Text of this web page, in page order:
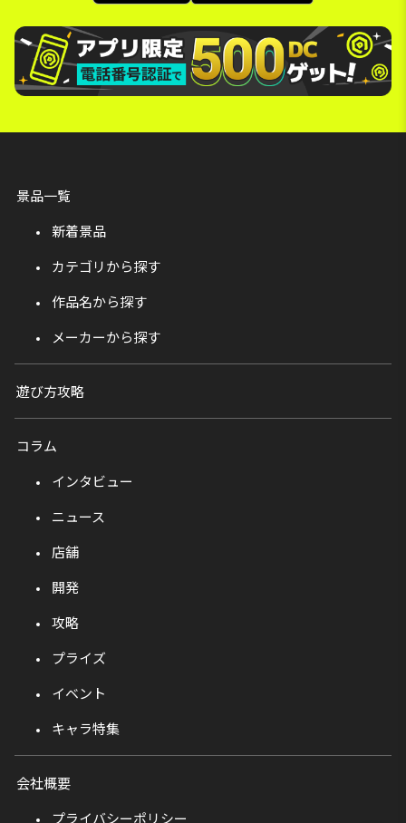
景品一覧
新着景品
カテゴリから探す
作品名から探す
メーカーから探す
遊び方攻略
コラム
インタビュー
ニュース
店舗
開発
攻略
プライズ
イベント
キャラ特集
会社概要
プライバシーポリシー